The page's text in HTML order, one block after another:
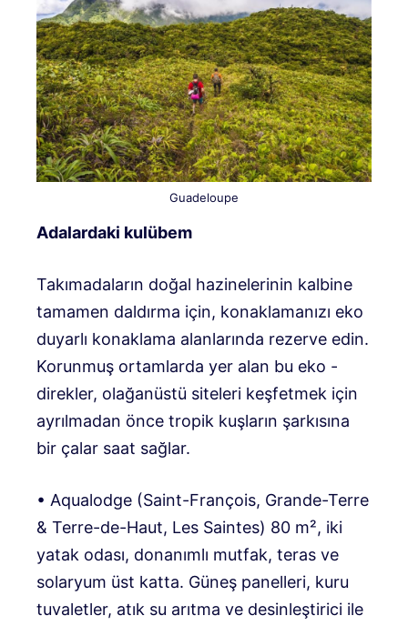
Guadeloupe
Adalardaki kulübem
Takımadaların doğal hazinelerinin kalbine
tamamen daldırma için, konaklamanızı eko
duyarlı konaklama alanlarında rezerve edin.
Korunmuş ortamlarda yer alan bu eko -
direkler, olağanüstü siteleri keşfetmek için
ayrılmadan önce tropik kuşların şarkısına
bir çalar saat sağlar.
• Aqualodge (Saint-François, Grande-Terre
& Terre-de-Haut, Les Saintes) 80 m², iki
yatak odası, donanımlı mutfak, teras ve
solaryum üst katta. Güneş panelleri, kuru
tuvaletler, atık su arıtma ve desinleştirici ile